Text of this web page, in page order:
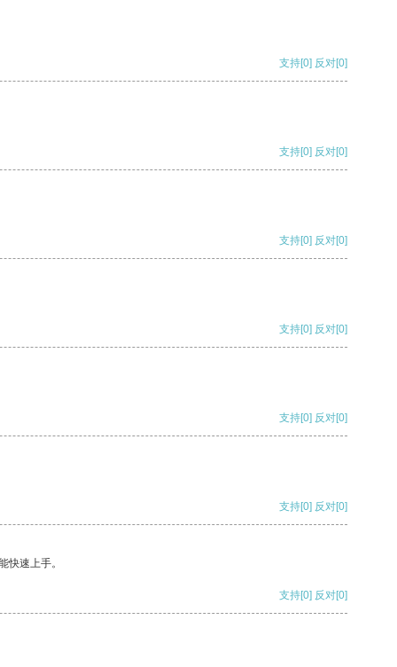
支持[0] 反对[0]
支持[0] 反对[0]
支持[0] 反对[0]
支持[0] 反对[0]
支持[0] 反对[0]
支持[0] 反对[0]
快速上手。
支持[0] 反对[0]